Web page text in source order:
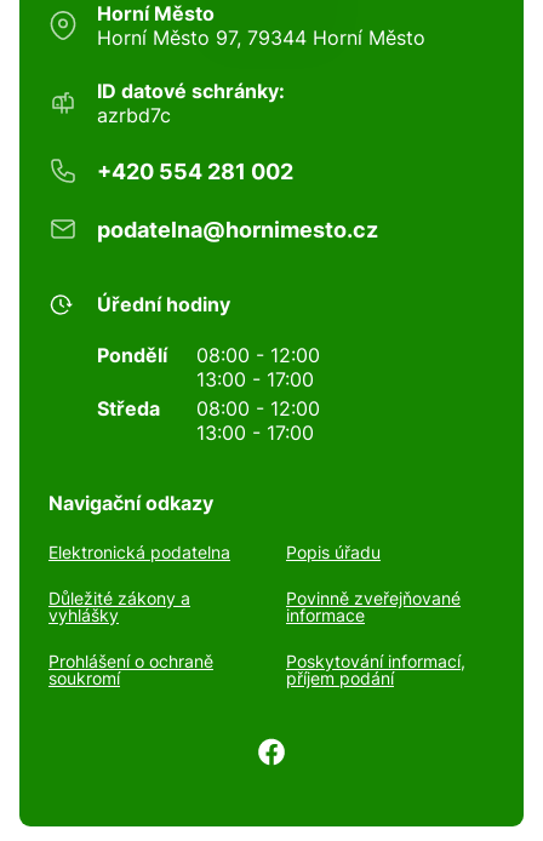
Horní Město
Horní Město 97, 79344 Horní Město
ID datové schránky:
azrbd7c
+420 554 281 002
podatelna@hornimesto.cz
Úřední hodiny
Pondělí
08:00 - 12:00
13:00 - 17:00
Středa
08:00 - 12:00
13:00 - 17:00
Navigační odkazy
Elektronická podatelna Popis úřadu
Důležité zákony a
vyhlášky
Povinně zveřejňované
informace
Prohlášení o ochraně
soukromí
Poskytování informací,
příjem podání